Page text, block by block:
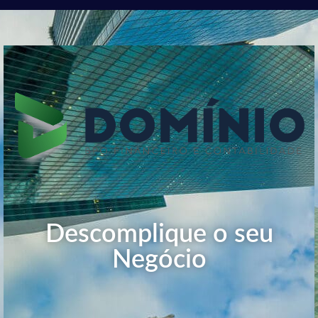
Área do Cliente
Descomplique o seu
Negócio